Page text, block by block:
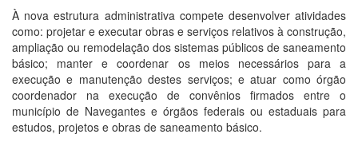
À nova estrutura administrativa compete desenvolver atividades
como: projetar e executar obras e serviços relativos à construção,
ampliação ou remodelação dos sistemas públicos de saneamento
básico; manter e coordenar os meios necessários para a
execução e manutenção destes serviços; e atuar como órgão
coordenador na execução de convênios firmados entre o
município de Navegantes e órgãos federais ou estaduais para
estudos, projetos e obras de saneamento básico.